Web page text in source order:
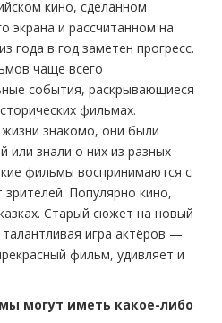
кино, сделанном
экрана и рассчитанном на
года в год заметен прогресс.
чаще всего
события, раскрывающиеся
фильмах.
знакомо, они были
или знали о них из разных
фильмы воспринимаются с
Популярно кино,
Старый сюжет на новый
игра актёров —
фильм, удивляет и
могут иметь какое-либо